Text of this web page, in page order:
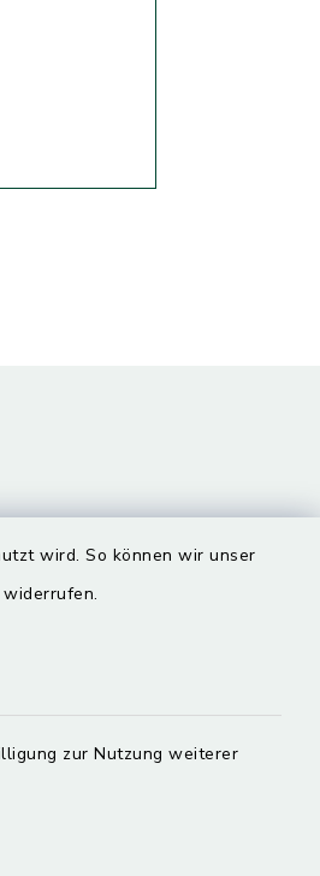
wird. So können wir unser
widerrufen.
zur Nutzung weiterer
e. V.